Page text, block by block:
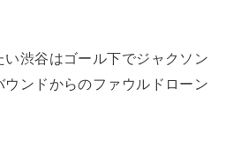
渋谷はゴール下でジャクソン
ンドからのファウルドローン